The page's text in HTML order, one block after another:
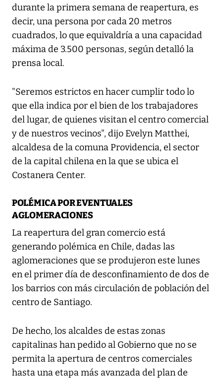
durante la primera semana de reapertura, es
decir, una persona por cada 20 metros
cuadrados, lo que equivaldría a una capacidad
máxima de 3.500 personas, según detalló la
prensa local.
"Seremos estrictos en hacer cumplir todo lo
que ella indica por el bien de los trabajadores
del lugar, de quienes visitan el centro comercial
y de nuestros vecinos", dijo Evelyn Matthei,
alcaldesa de la comuna Providencia, el sector
de la capital chilena en la que se ubica el
Costanera Center.
POLÉMICA POR EVENTUALES
AGLOMERACIONES
La reapertura del gran comercio está
generando polémica en Chile, dadas las
aglomeraciones que se produjeron este lunes
en el primer día de desconfinamiento de dos de
los barrios con más circulación de población del
centro de Santiago.
De hecho, los alcaldes de estas zonas
capitalinas han pedido al Gobierno que no se
permita la apertura de centros comerciales
hasta una etapa más avanzada del plan de